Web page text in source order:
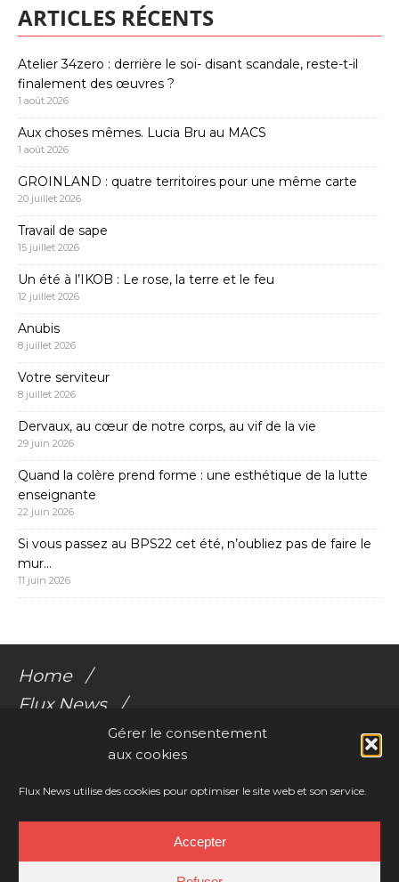
Gérer le consentement
aux cookies
Flux News utilise des cookies pour optimiser le site web et son service.
Accepter
ARTICLES RÉCENTS
Atelier 34zero : derrière le soi- disant scandale, reste-t-il
finalement des œuvres ?
1 août 2026
Aux choses mêmes. Lucia Bru au MACS
1 août 2026
GROINLAND : quatre territoires pour une même carte
20 juillet 2026
Travail de sape
15 juillet 2026
Un été à l’IKOB : Le rose, la terre et le feu
12 juillet 2026
Anubis
8 juillet 2026
Votre serviteur
8 juillet 2026
Dervaux, au cœur de notre corps, au vif de la vie
29 juin 2026
Quand la colère prend forme : une esthétique de la lutte
enseignante
22 juin 2026
Si vous passez au BPS22 cet été, n’oubliez pas de faire le
mur…
11 juin 2026
Home
Flux News
Galerie Flux
Videos
Résonances Corporelles